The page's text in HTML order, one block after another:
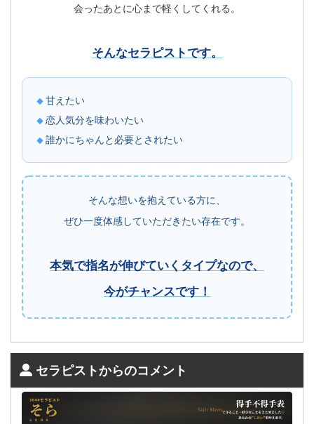
会ったあとに心まで軽くしてくれる。
そんなセラピストです。
甘えたい
恋人気分を味わいたい
誰かにちゃんと必要とされたい
そんな想いを抱えている方に、
ぜひ一度体感していただきたい存在です。
本気で指名が伸びていくタイプなので、
今がチャンスです！
セラピストからのコメント